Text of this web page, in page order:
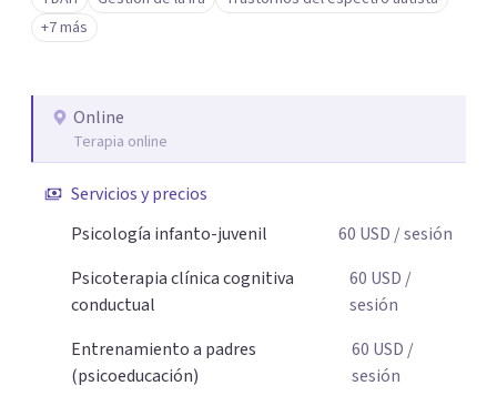
etiquetas y los tecnicismos. Mi forma de trabajar se
centra en entender las emociones que hay detrás del
necesaria para superar sus retos y fortaleciendo la
comunicación entre ustedes. Acompaño a niños y
adolescentes que están lidiando con la ansiedad, la
timidez, la rebeldía o dificultades escolares, así como a
educar sin perder la paciencia ni el control. Si estás listo
para dar el primer paso hacia una convivencia familiar
más armoniosa, agenda tu sesión y empecemos a
+7 más
Online
Terapia online
Servicios y precios
Psicología infanto-juvenil
60 USD / sesión
Psicoterapia clínica cognitiva
conductual
60 USD /
sesión
Entrenamiento a padres
(psicoeducación)
60 USD /
sesión